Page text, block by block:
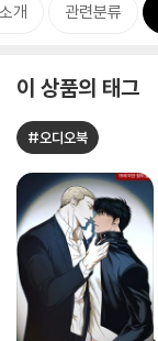
개 관련분류
이 상품의 태그
#오디오북